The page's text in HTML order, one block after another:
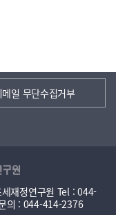
메일 무단수집거부
재정연구원 Tel : 044-
의 : 044-414-2376